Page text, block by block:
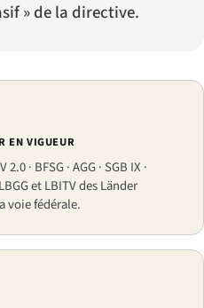
» de la directive.
EN VIGUEUR
· BFSG · AGG · SGB IX ·
et LBITV des Länder
voie fédérale.